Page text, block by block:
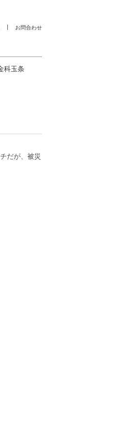
お問合わせ
科玉条
だが、被災